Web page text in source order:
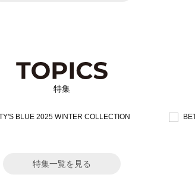
特集
特集一覧を見る